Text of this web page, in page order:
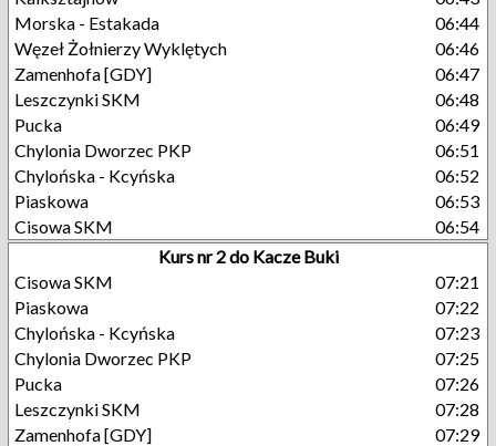
Morska - Estakada
06:44
Węzeł Żołnierzy Wyklętych
06:46
Zamenhofa [GDY]
06:47
Leszczynki SKM
06:48
Pucka
06:49
Chylonia Dworzec PKP
06:51
Chylońska - Kcyńska
06:52
Piaskowa
06:53
Cisowa SKM
06:54
Kurs nr 2 do Kacze Buki
Cisowa SKM
07:21
Piaskowa
07:22
Chylońska - Kcyńska
07:23
Chylonia Dworzec PKP
07:25
Pucka
07:26
Leszczynki SKM
07:28
Zamenhofa [GDY]
07:29